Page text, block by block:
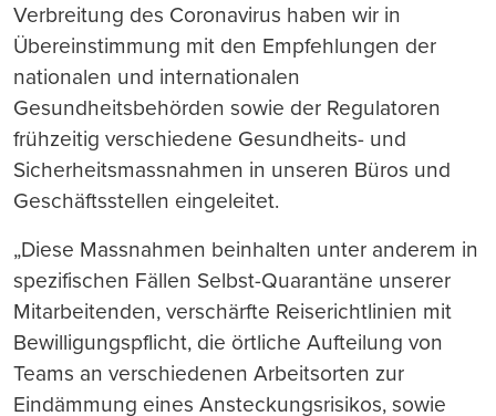
Verbreitung des Coronavirus haben wir in
Übereinstimmung mit den Empfehlungen der
nationalen und internationalen
Gesundheitsbehörden sowie der Regulatoren
frühzeitig verschiedene Gesundheits- und
Sicherheitsmassnahmen in unseren Büros und
Geschäftsstellen eingeleitet.
„Diese Massnahmen beinhalten unter anderem in
spezifischen Fällen Selbst-Quarantäne unserer
Mitarbeitenden, verschärfte Reiserichtlinien mit
Bewilligungspflicht, die örtliche Aufteilung von
Teams an verschiedenen Arbeitsorten zur
Eindämmung eines Ansteckungsrisikos, sowie